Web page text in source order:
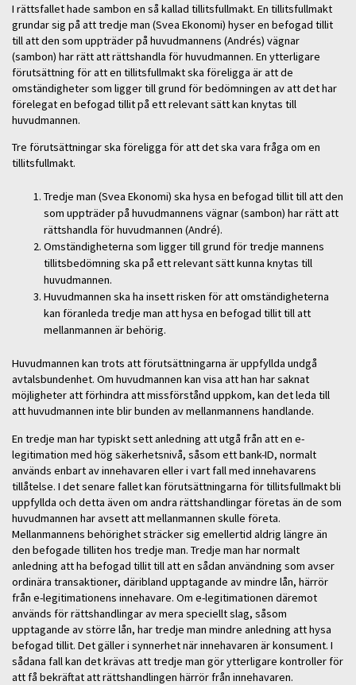
I rättsfallet hade sambon en så kallad tillitsfullmakt. En tillitsfullmakt
grundar sig på att tredje man (Svea Ekonomi) hyser en befogad tillit
till att den som uppträder på huvudmannens (Andrés) vägnar
(sambon) har rätt att rättshandla för huvudmannen. En ytterligare
förutsättning för att en tillitsfullmakt ska föreligga är att de
omständigheter som ligger till grund för bedömningen av att det har
förelegat en befogad tillit på ett relevant sätt kan knytas till
huvudmannen.
Tre förutsättningar ska föreligga för att det ska vara fråga om en
tillitsfullmakt.
Tredje man (Svea Ekonomi) ska hysa en befogad tillit till att den
som uppträder på huvudmannens vägnar (sambon) har rätt att
rättshandla för huvudmannen (André).
Omständigheterna som ligger till grund för tredje mannens
tillitsbedömning ska på ett relevant sätt kunna knytas till
huvudmannen.
Huvudmannen ska ha insett risken för att omständigheterna
kan föranleda tredje man att hysa en befogad tillit till att
mellanmannen är behörig.
Huvudmannen kan trots att förutsättningarna är uppfyllda undgå
avtalsbundenhet. Om huvudmannen kan visa att han har saknat
möjligheter att förhindra att missförstånd uppkom, kan det leda till
att huvudmannen inte blir bunden av mellanmannens handlande.
En tredje man har typiskt sett anledning att utgå från att en e-
legitimation med hög säkerhetsnivå, såsom ett bank-ID, normalt
används enbart av innehavaren eller i vart fall med innehavarens
tillåtelse. I det senare fallet kan förutsättningarna för tillitsfullmakt bli
uppfyllda och detta även om andra rättshandlingar företas än de som
huvudmannen har avsett att mellanmannen skulle företa.
Mellanmannens behörighet sträcker sig emellertid aldrig längre än
den befogade tilliten hos tredje man. Tredje man har normalt
anledning att ha befogad tillit till att en sådan användning som avser
ordinära transaktioner, däribland upptagande av mindre lån, härrör
från e-legitimationens innehavare. Om e-legitimationen däremot
används för rättshandlingar av mera speciellt slag, såsom
upptagande av större lån, har tredje man mindre anledning att hysa
befogad tillit. Det gäller i synnerhet när innehavaren är konsument. I
sådana fall kan det krävas att tredje man gör ytterligare kontroller för
att få bekräftat att rättshandlingen härrör från innehavaren.